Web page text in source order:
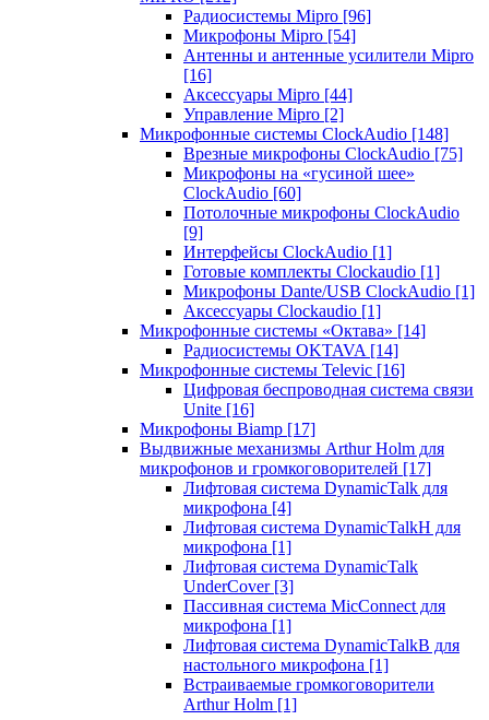
Радиосистемы Mipro [96]
Микрофоны Mipro [54]
Антенны и антенные усилители Mipro
[16]
Аксессуары Mipro [44]
Управление Mipro [2]
Микрофонные системы ClockAudio [148]
Врезные микрофоны ClockAudio [75]
Микрофоны на «гусиной шее»
ClockAudio [60]
Потолочные микрофоны ClockAudio
[9]
Интерфейсы ClockAudio [1]
Готовые комплекты Clockaudio [1]
Микрофоны Dante/USB ClockAudio [1]
Аксессуары Clockaudio [1]
Микрофонные системы «Октава» [14]
Радиосистемы OKTAVA [14]
Микрофонные системы Televic [16]
Цифровая беспроводная система связи
Unite [16]
Микрофоны Biamp [17]
Выдвижные механизмы Arthur Holm для
микрофонов и громкоговорителей [17]
Лифтовая система DynamicTalk для
микрофона [4]
Лифтовая система DynamicTalkH для
микрофона [1]
Лифтовая система DynamicTalk
UnderCover [3]
Пассивная система MicConnect для
микрофона [1]
Лифтовая система DynamicTalkB для
настольного микрофона [1]
Встраиваемые громкоговорители
Arthur Holm [1]